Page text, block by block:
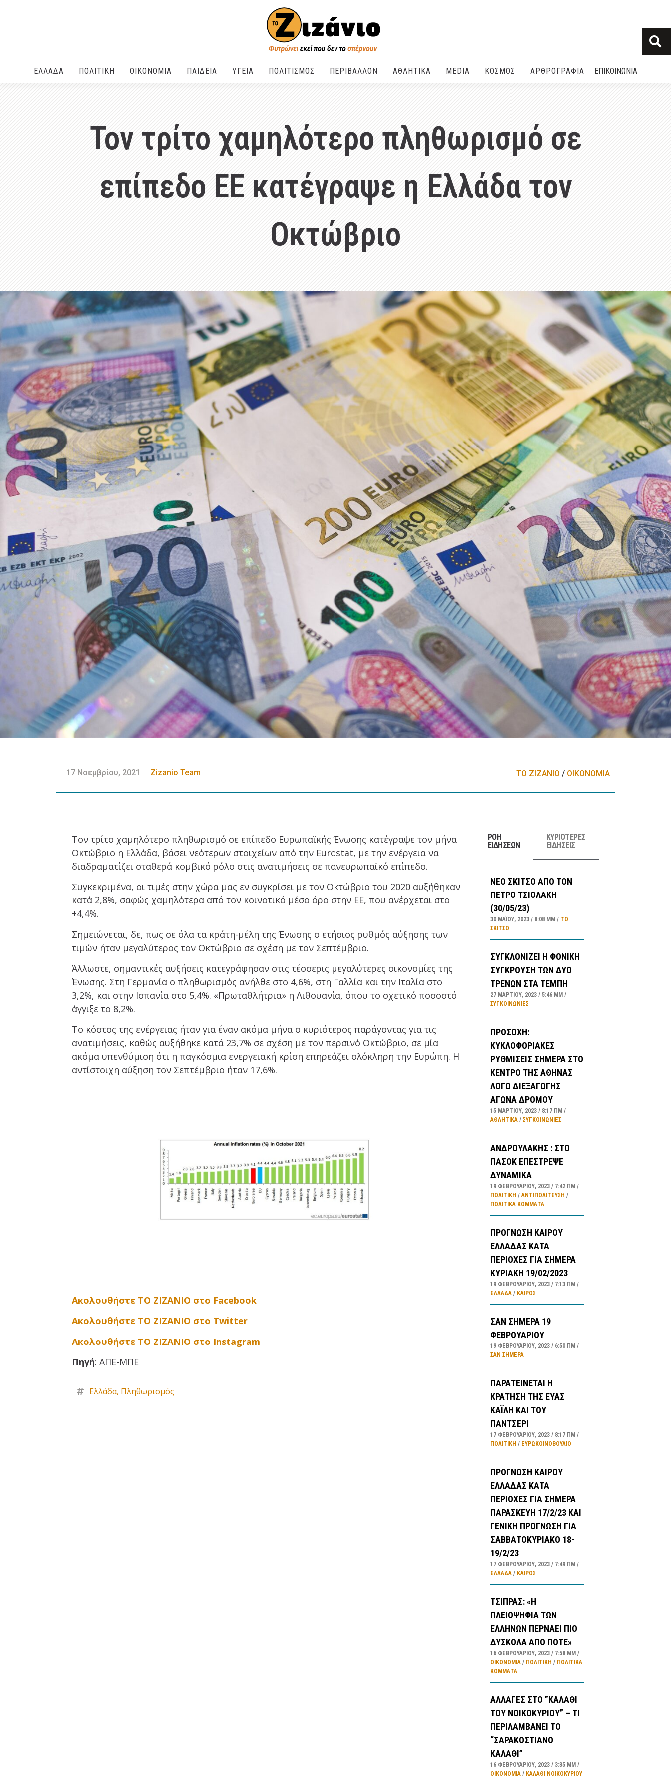
ΕΛΛΑΔA ΠΟΛΙΤΙΚΗ ΟΙΚΟΝΟΜΙΑ ΠΑΙΔΕΙΑ ΥΓΕΙΑ ΠΟΛΙΤΙΣΜΟΣ ΠΕΡΙΒΑΛΛΟΝ ΑΘΛΗΤΙΚΑ MEDIA ΚΟΣΜΟΣ ΑΡΘΡΟΓΡΑΦΙΑ ΕΠΙΚΟΙΝΩΝΙΑ
Τον τρίτο χαμηλότερο πληθωρισμό σε
επίπεδο ΕΕ κατέγραψε η Ελλάδα τον
Οκτώβριο
17 Νοεμβρίου, 2021 Zizanio Team ΤΟ ΖΙΖΑΝΙΟ / ΟΙΚΟΝΟΜΙΑ
Τον τρίτο χαμηλότερο πληθωρισμό σε επίπεδο Ευρωπαϊκής Ένωσης κατέγραψε τον μήνα
Οκτώβριο η Ελλάδα, βάσει νεότερων στοιχείων από την Eurostat, με την ενέργεια να
διαδραματίζει σταθερά κομβικό ρόλο στις ανατιμήσεις σε πανευρωπαϊκό επίπεδο.
Συγκεκριμένα, οι τιμές στην χώρα μας εν συγκρίσει με τον Οκτώβριο του 2020 αυξήθηκαν
κατά 2,8%, σαφώς χαμηλότερα από τον κοινοτικό μέσο όρο στην ΕΕ, που ανέρχεται στο
+4,4%.
Σημειώνεται, δε, πως σε όλα τα κράτη-μέλη της Ένωσης ο ετήσιος ρυθμός αύξησης των
τιμών ήταν μεγαλύτερος τον Οκτώβριο σε σχέση με τον Σεπτέμβριο.
Άλλωστε, σημαντικές αυξήσεις κατεγράφησαν στις τέσσερις μεγαλύτερες οικονομίες της
Ένωσης. Στη Γερμανία ο πληθωρισμός ανήλθε στο 4,6%, στη Γαλλία και την Ιταλία στο
3,2%, και στην Ισπανία στο 5,4%. «Πρωταθλήτρια» η Λιθουανία, όπου το σχετικό ποσοστό
άγγιξε το 8,2%.
Το κόστος της ενέργειας ήταν για έναν ακόμα μήνα ο κυριότερος παράγοντας για τις
ανατιμήσεις, καθώς αυξήθηκε κατά 23,7% σε σχέση με τον περσινό Οκτώβριο, σε μία
ακόμα υπενθύμιση ότι η παγκόσμια ενεργειακή κρίση επηρεάζει ολόκληρη την Ευρώπη. Η
αντίστοιχη αύξηση τον Σεπτέμβριο ήταν 17,6%.
Ακολουθήστε ΤΟ ΖΙΖΑΝΙΟ στο Facebook
Ακολουθήστε ΤΟ ΖΙΖΑΝΙΟ στο Twitter
Ακολουθήστε ΤΟ ΖΙΖΑΝΙΟ στο Instagram
Πηγή: ΑΠΕ-ΜΠΕ
Ελλάδα, Πληθωρισμός
ΡΟΗ
ΕΙΔΗΣΕΩΝ
ΚΥΡΙΟΤΕΡΕΣ
ΕΙΔΗΣΕΙΣ
ΝΕΟ ΣΚΙΤΣΟ ΑΠΟ ΤΟΝ
ΠΕΤΡΟ ΤΣΙΟΛΑΚΗ
(30/05/23)
30 ΜΑΪ́ΟΥ, 2023 8:08 ΜΜ
ΤΟ
ΣΚΊΤΣΟ
ΣΥΓΚΛΟΝΙΖΕΙ Η ΦΟΝΙΚΗ
ΣΥΓΚΡΟΥΣΗ ΤΩΝ ΔΥΟ
ΤΡΕΝΩΝ ΣΤΑ ΤΕΜΠΗ
27 ΜΑΡΤΊΟΥ, 2023 5:46 ΜΜ
ΣΥΓΚΟΙΝΩΝΊΕΣ
ΠΡΟΣΟΧΗ:
ΚΥΚΛΟΦΟΡΙΑΚΕΣ
ΡΥΘΜΙΣΕΙΣ ΣΗΜΕΡΑ ΣΤΟ
ΚΕΝΤΡΟ ΤΗΣ ΑΘΗΝΑΣ
ΛΟΓΩ ΔΙΕΞΑΓΩΓΗΣ
ΑΓΩΝΑ ΔΡΟΜΟΥ
15 ΜΑΡΤΊΟΥ, 2023 8:17 ΠΜ
ΑΘΛΗΤΙΚΑ/ ΣΥΓΚΟΙΝΩΝΊΕΣ
ΑΝΔΡΟΥΛΑΚΗΣ : ΣΤΟ
ΠΑΣΟΚ ΕΠΕΣΤΡΕΨΕ
ΔΥΝΑΜΙΚΑ
19 ΦΕΒΡΟΥΑΡΊΟΥ, 2023 7:42 ΠΜ
ΠΟΛΙΤΙΚΗ /ΑΝΤΙΠΟΛΊΤΕΥΣΗ /
ΠΟΛΙΤΙΚΆ ΚΌΜΜΑΤΑ
ΠΡΟΓΝΩΣΗ ΚΑΙΡΟΥ
ΕΛΛΑΔΑΣ ΚΑΤΑ
ΠΕΡΙΟΧΕΣ ΓΙΑ ΣΗΜΕΡΑ
ΚΥΡΙΑΚΗ 19/02/2023
19 ΦΕΒΡΟΥΑΡΊΟΥ, 2023 7:13 ΠΜ
ΕΛΛΑΔA/ ΚΑΙΡΌΣ
ΣΑΝ ΣΗΜΕΡΑ 19
ΦΕΒΡΟΥΑΡΙΟΥ
19 ΦΕΒΡΟΥΑΡΊΟΥ, 2023 6:50 ΠΜ
ΣΑΝ ΣΉΜΕΡΑ
ΠΑΡΑΤΕΙΝΕΤΑΙ Η
ΚΡΑΤΗΣΗ ΤΗΣ ΕΥΑΣ
ΚΑΪΛΗ ΚΑΙ ΤΟΥ
ΠΑΝΤΣΕΡΙ
17 ΦΕΒΡΟΥΑΡΊΟΥ, 2023 8:17 ΠΜ
ΠΟΛΙΤΙΚΗ / ΕΥΡΩΚΟΙΝΟΒΟΥΛΙΟ
ΠΡΟΓΝΩΣΗ ΚΑΙΡΟΥ
ΕΛΛΑΔΑΣ ΚΑΤΑ
ΠΕΡΙΟΧΕΣ ΓΙΑ ΣΗΜΕΡΑ
ΠΑΡΑΣΚΕΥΗ 17/2/23 ΚΑΙ
ΓΕΝΙΚΗ ΠΡΟΓΝΩΣΗ ΓΙΑ
ΣΑΒΒΑΤΟΚΥΡΙΑΚΟ 18-
19/2/23
17 ΦΕΒΡΟΥΑΡΊΟΥ, 2023 7:49 ΠΜ
ΕΛΛΑΔA/ ΚΑΙΡΌΣ
ΤΣΙΠΡΑΣ: «Η
ΠΛΕΙΟΨΗΦΙΑ ΤΩΝ
ΕΛΛΗΝΩΝ ΠΕΡΝΑΕΙ ΠΙΟ
ΔΥΣΚΟΛΑ ΑΠΟ ΠΟΤΕ»
16 ΦΕΒΡΟΥΑΡΊΟΥ, 2023 7:58 ΜΜ
ΟΙΚΟΝΟΜΙΑ/ ΠΟΛΙΤΙΚΗ / ΠΟΛΙΤΙΚΆ
ΚΌΜΜΑΤΑ
ΑΛΛΑΓΕΣ ΣΤΟ ”ΚΑΛΑΘΙ
ΤΟΥ ΝΟΙΚΟΚΥΡΙΟΥ” – ΤΙ
ΠΕΡΙΛΑΜΒΑΝΕΙ ΤΟ
“ΣΑΡΑΚΟΣΤΙΑΝΟ
ΚΑΛΑΘΙ”
16 ΦΕΒΡΟΥΑΡΊΟΥ, 2023 3:35 ΜΜ
ΟΙΚΟΝΟΜΙΑ/ ΚΑΛΑΘΙ ΝΟΙΚΟΚΥΡΙΟΥ